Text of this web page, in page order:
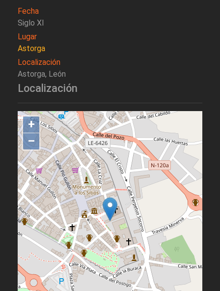
Fecha
Siglo XI
Lugar
Astorga
Localización
Astorga, León
Localización
+
–